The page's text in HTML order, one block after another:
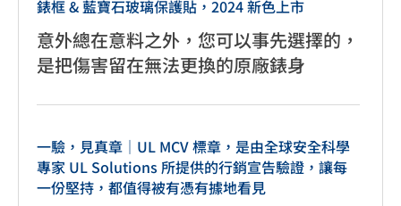
錶框 & 藍寶石玻璃保護貼，2024 新色上市
意外總在意料之外，您可以事先選擇的，
是把傷害留在無法更換的原廠錶身
一驗，見真章｜UL MCV 標章，是由全球安全科學
專家 UL Solutions 所提供的行銷宣告驗證，讓每
一份堅持，都值得被有憑有據地看見